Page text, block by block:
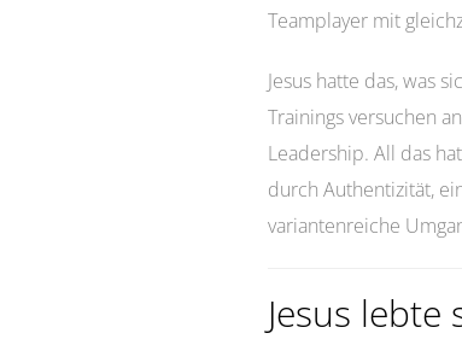
Teamplayer mit
Jesus hatte das, was
Trainings versuchen
Leadership. All das
durch Authentizität,
variantenreiche
Jesus